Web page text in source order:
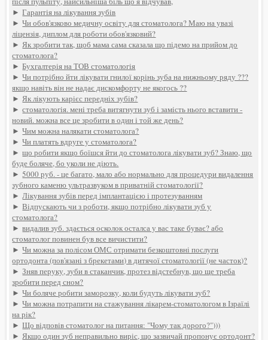
►Гарантія на лікування зубів
►Чи обов'язково медичну освіту для стоматолога? Маю на увазі
ліцензія, диплом для роботи обов'язковий?
►Як зробити так, щоб мама сама сказала що підемо на прийом до
стоматолога?
►Бухгалтерія на ТОВ стоматологія
►Чи потрібно йти лікувати гнилої корінь зуба на нижньому ряду ???
якщо навіть він не надає дискомфорту не якогось ??
►Як лікують карієс передніх зубів?
►стоматологія. мені треба витягнути зуб і замість нього вставити -
новий. можна все це зробити в один і той же день?
►Чим можна налякати стоматолога?
►Чи платять вдруге у стоматолога?
►що робити якщо боїшся йти до стоматолога лікувати зуб? Знаю, що
буде боляче, бо уколи не діють.
►5000 руб. - це багато, мало або нормально для процедури видалення
зубного каменю ультразвуком в приватній стоматології?
►Лікування зубів перед імплантацією і протезуванням
►Відпускають чи з роботи, якщо потрібно лікувати зуб у
стоматолога?
►видалив зуб. здається осколок осталса у вас таке буває? або
стоматолог повинен був все вичистити?
►Чи можна за полісом ОМС отримати безкоштовні послуги
ортодонта (пов'язані з брекетами) в дитячої стоматології (не часток)?
►Зняв перуку, зуби в стаканчик, протез відстебнув, що ще треба
зробити перед сном?
►Чи боляче робити заморозку, коли будуть лікувати зуб?
►Чи можна потрапити на стажування лікарем-стоматологом в Ізраїлі
на рік?
►Що відповів стоматолог на питання: "Чому так дорого?")))
►Якщо один зуб неправильно виріс, що зазвичай пропонує ортодонт?